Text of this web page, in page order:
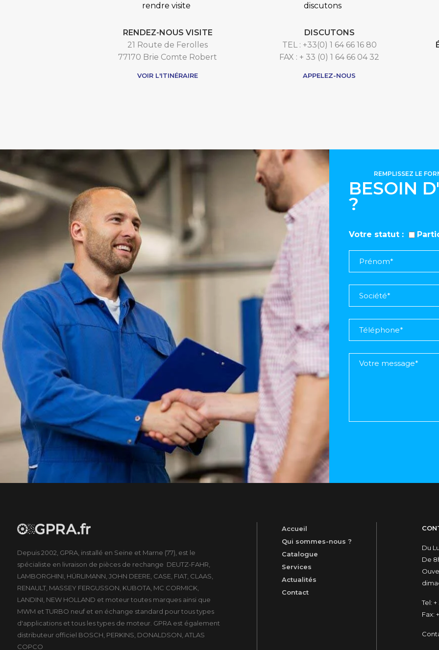
RENDEZ-NOUS VISITE
21 Route de Ferolles
77170 Brie Comte Robert
VOIR L'ITINÉRAIRE
DISCUTONS
TEL : +33(0) 1 64 66 16 80
FAX : + 33 (0) 1 64 66 04 32
APPELEZ-NOUS
BESOIN
?
REMPLISSEZ LE
Votre statut
Depuis 2002, GPRA, installé en Seine et Marne (77), est le
spécialiste en livraison de pièces de rechange DEUTZ-FAHR,
LAMBORGHINI, HÜRLIMANN, JOHN DEERE, CASE, FIAT, CLAAS,
RENAULT, MASSEY FERGUSSON, KUBOTA, MC CORMICK,
LANDINI, NEW HOLLAND et moteur toutes marques ainsi que
MWM et TURBO neuf et en échange standard pour tous types
d'applications et tous les types de moteur. GPRA est également
distributeur officiel BOSCH, PERKINS, DONALDSON, ATLAS
COPCO
Accueil
Qui sommes-nous ?
Catalogue
Services
Actualités
Contact
Du
De
Tel: +
Fax: